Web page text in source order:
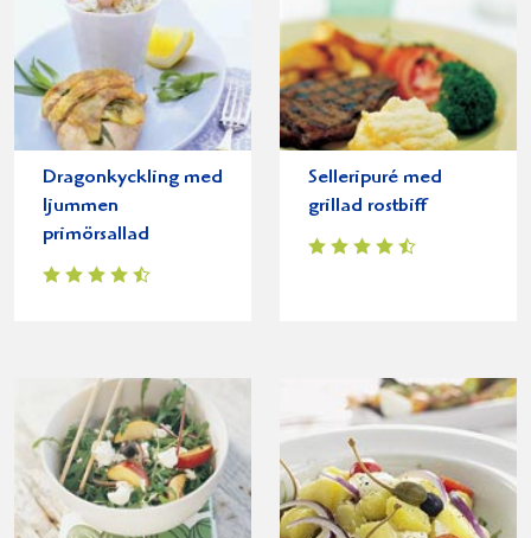
Dragonkyckling med
ljummen
primörsallad
Selleripuré med
grillad rostbiff